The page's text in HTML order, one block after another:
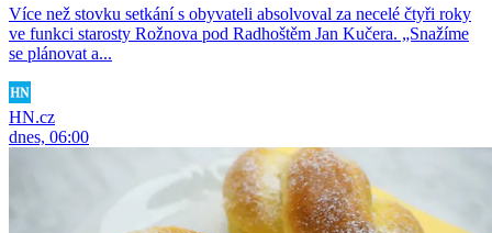
Více než stovku setkání s obyvateli absolvoval za necelé čtyři roky
ve funkci starosty Rožnova pod Radhoštěm Jan Kučera. „Snažíme
se plánovat a...
HN.cz
dnes, 06:00